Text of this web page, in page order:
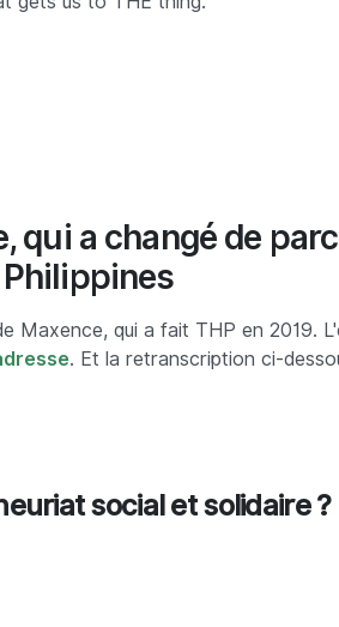
qui a changé de
Maxence, qui a fait THP en 2019.
. Et la retranscription ci-
social et solidaire ?